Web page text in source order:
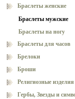
Браслеты женские
Браслеты мужские
Браслеты на ногу
Браслеты для часов
Брелоки
Броши
Религиозные изделия
Гербы, Звезды и